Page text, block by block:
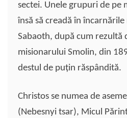
sectei. Unele grupuri de pe
însă să creadă în
Sabaoth, după cum rezultă
misionarului Smolin, din
destul de puţin răspândită.
Christos se numea de
(Nebesnyi tsar), Micul